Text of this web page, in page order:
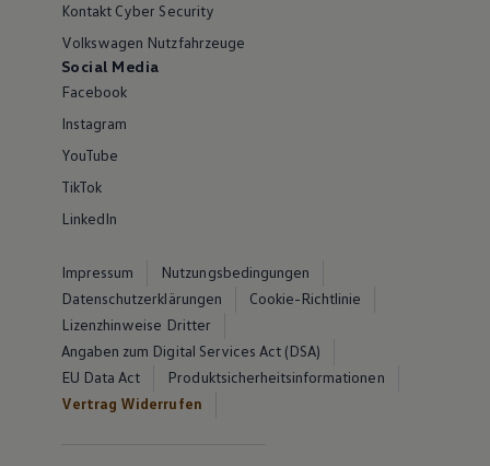
Kontakt Cyber Security
Volkswagen Nutzfahrzeuge
Social Media
Facebook
Instagram
YouTube
TikTok
LinkedIn
Impressum
Nutzungsbedingungen
Datenschutzerklärungen
Cookie-Richtlinie
Lizenzhinweise Dritter
Angaben zum Digital Services Act (DSA)
EU Data Act
Produktsicherheitsinformationen
Vertrag Widerrufen